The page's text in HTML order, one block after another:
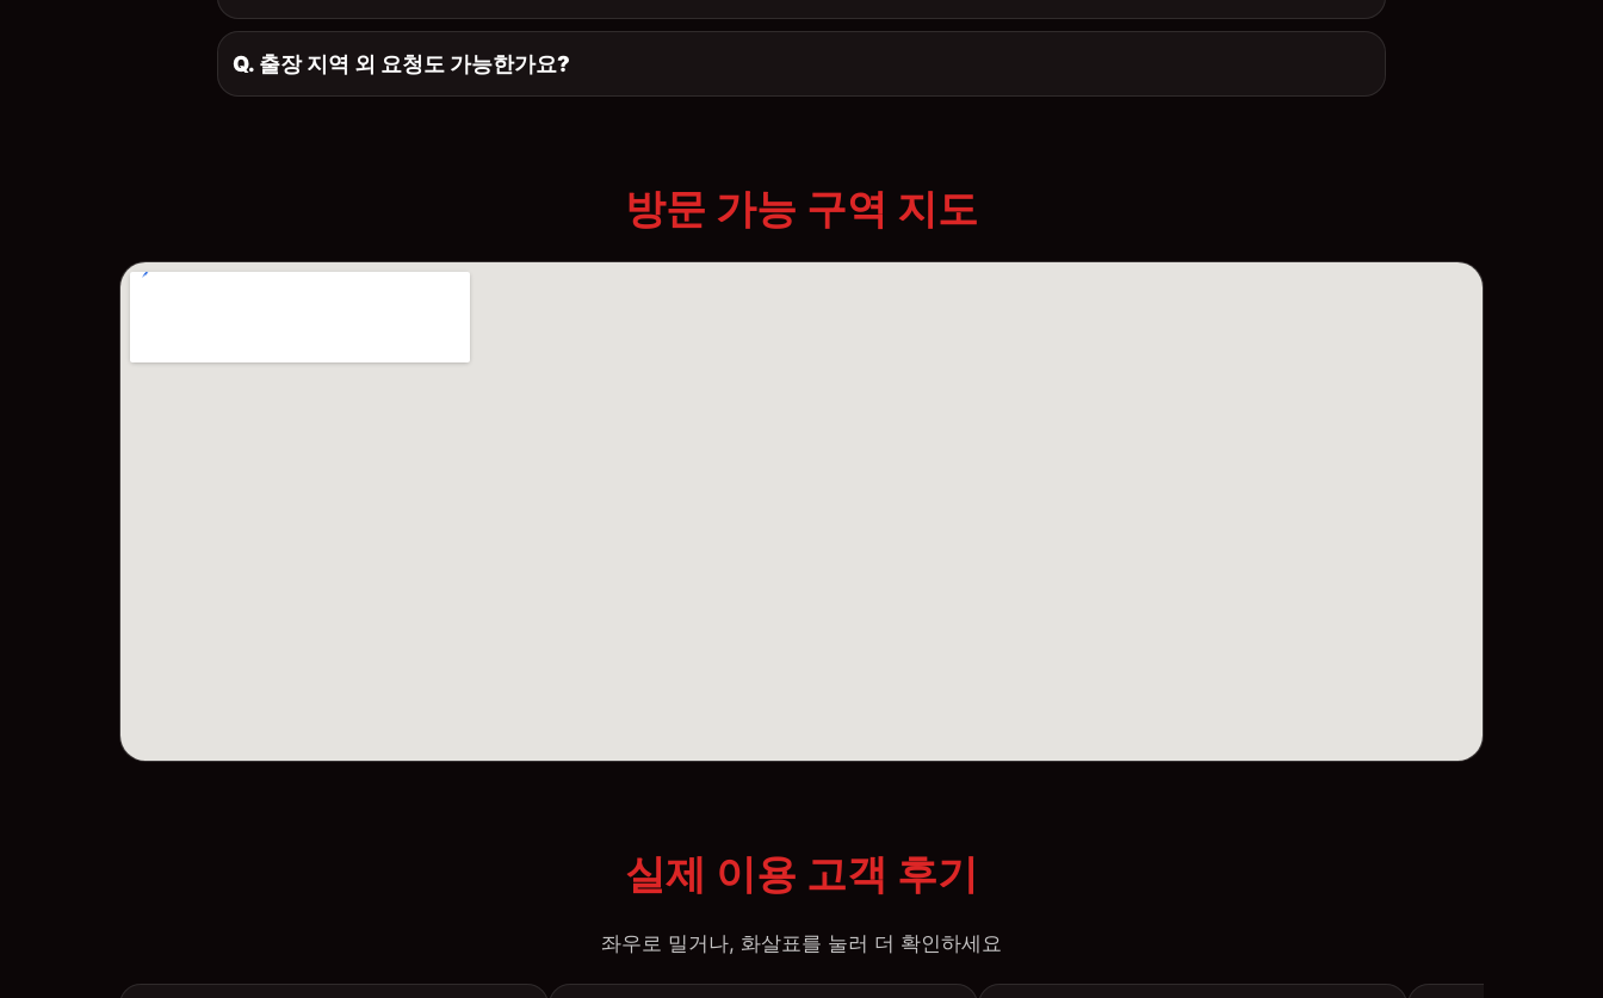
Q. 출장 지역 외 요청도 가능한가요?
방문 가능 구역 지도
실제 이용 고객 후기
좌우로 밀거나, 화살표를 눌러 더 확인하세요